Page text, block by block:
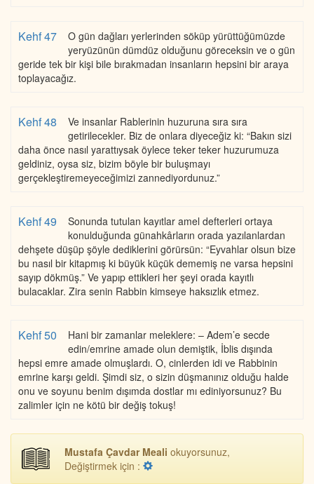
Kehf 47
O gün dağları yerlerinden söküp yürüttüğümüzde
yeryüzünün dümdüz olduğunu göreceksin ve o gün
geride tek bir kişi bile bırakmadan insanların hepsini bir araya
toplayacağız.
Kehf 48
Ve insanlar Rablerinin huzuruna sıra sıra
getirilecekler. Biz de onlara diyeceğiz ki: “Bakın sizi
daha önce nasıl yarattıysak öylece teker teker huzurumuza
geldiniz, oysa siz, bizim böyle bir buluşmayı
gerçekleştiremeyeceğimizi zannediyordunuz.”
Kehf 49
Sonunda tutulan kayıtlar amel defterleri ortaya
konulduğunda günahkârların orada yazılanlardan
dehşete düşüp şöyle dediklerini görürsün: “Eyvahlar olsun bize
bu nasıl bir kitapmış ki büyük küçük dememiş ne varsa hepsini
sayıp dökmüş.” Ve yapıp ettikleri her şeyi orada kayıtlı
bulacaklar. Zira senin Rabbin kimseye haksızlık etmez.
Kehf 50
Hani bir zamanlar meleklere: – Adem’e secde
edin/emrine amade olun demiştik, İblis dışında
hepsi emre amade olmuşlardı. O, cinlerden idi ve Rabbinin
emrine karşı geldi. Şimdi siz, o sizin düşmanınız olduğu halde
onu ve soyunu benim dışımda dostlar mı ediniyorsunuz? Bu
zalimler için ne kötü bir değiş tokuş!
Mustafa Çavdar Meali okuyorsunuz,
Değiştirmek için :